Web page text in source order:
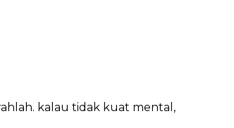
kalau tidak kuat mental,